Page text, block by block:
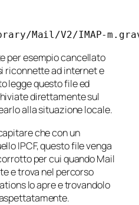
Mail/V2/IMAP-
per esempio cancellato
riconnette ad internet e
legge questo file ed
direttamente sul
alla situazione locale.
che con un
IPCF, questo file venga
per cui quando Mail
e trova nel percorso
lo apre e trovandolo